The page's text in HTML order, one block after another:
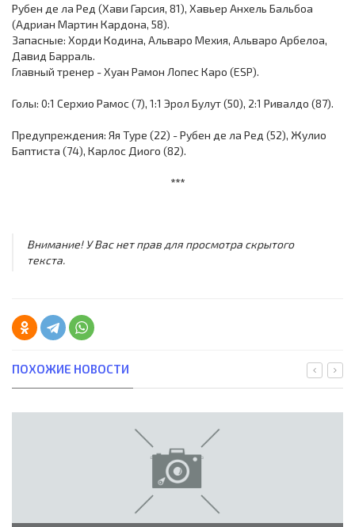
Рубен де ла Ред (Хави Гарсия, 81), Хавьер Анхель Бальбоа
(Адриан Мартин Кардона, 58).
Запасные: Хорди Кодина, Альваро Мехия, Альваро Арбелоа,
Давид Барраль.
Главный тренер - Хуан Рамон Лопес Каро (ESP).
Голы: 0:1 Серхио Рамос (7), 1:1 Эрол Булут (50), 2:1 Ривалдо (87).
Предупреждения: Яя Туре (22) - Рубен де ла Ред (52), Жулио
Баптиста (74), Карлос Диого (82).
***
Внимание! У Вас нет прав для просмотра скрытого
текста.
ПОХОЖИЕ НОВОСТИ